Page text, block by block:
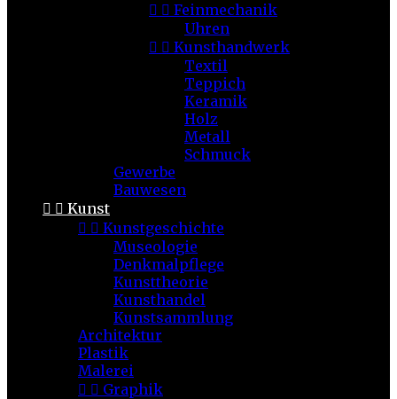
  Feinmechanik
Uhren
  Kunsthandwerk
Textil
Teppich
Keramik
Holz
Metall
Schmuck
Gewerbe
Bauwesen
  Kunst
  Kunstgeschichte
Museologie
Denkmalpflege
Kunsttheorie
Kunsthandel
Kunstsammlung
Architektur
Plastik
Malerei
  Graphik